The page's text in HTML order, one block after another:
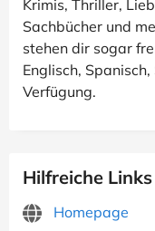
Krimis, Thriller,
Sachbücher und
stehen dir sogar
Englisch,
Verfügung.
Hilfreiche
Homepage